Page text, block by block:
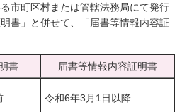
市町区村または管轄法務局にて発行
書」と併せて、「届書等情報内容証
書 届書等情報内容証明書
令和6年3月1日以降